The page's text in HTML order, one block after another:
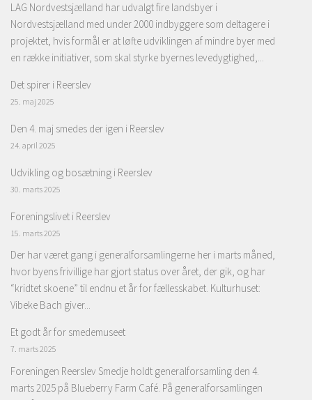
LAG Nordvestsjælland har udvalgt fire landsbyer i
Nordvestsjælland med under 2000 indbyggere som deltagere i
projektet, hvis formål er at løfte udviklingen af mindre byer med
en række initiativer, som skal styrke byernes levedygtighed,...
Det spirer i Reerslev
25. maj 2025
Den 4. maj smedes der igen i Reerslev
24. april 2025
Udvikling og bosætning i Reerslev
30. marts 2025
Foreningslivet i Reerslev
15. marts 2025
Der har været gang i generalforsamlingerne her i marts måned,
hvor byens frivillige har gjort status over året, der gik, og har
“kridtet skoene” til endnu et år for fællesskabet. Kulturhuset:
Vibeke Bach giver...
Et godt år for smedemuseet
7. marts 2025
Foreningen Reerslev Smedje holdt generalforsamling den 4.
marts 2025 på Blueberry Farm Café. På generalforsamlingen